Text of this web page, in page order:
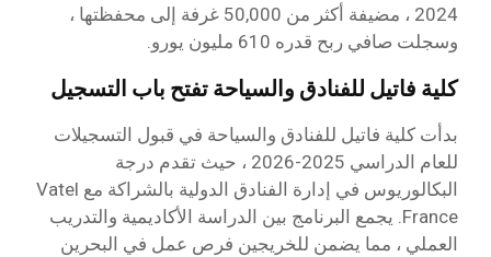
2024 ، مضيفة أكثر من 50,000 غرفة إلى محفظتها ،
وسجلت صافي ربح قدره 610 مليون يورو.
كلية فاتيل للفنادق والسياحة تفتح باب التسجيل
بدأت كلية فاتيل للفنادق والسياحة في قبول التسجيلات
للعام الدراسي 2025-2026 ، حيث تقدم درجة
البكالوريوس في إدارة الفنادق الدولية بالشراكة مع Vatel
France. يجمع البرنامج بين الدراسة الأكاديمية والتدريب
العملي ، مما يضمن للخريجين فرص عمل في البحرين